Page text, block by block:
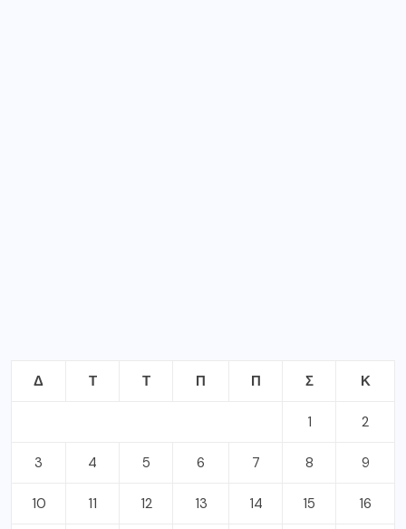
Δ Τ Τ Π Π Σ Κ
1 2
3 4 5 6 7 8 9
10 11 12 13 14 15 16